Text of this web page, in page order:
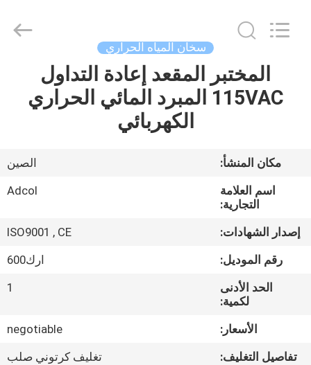
أشرطة
فيديو
حول
جولة
المعمل
(Guangzhou)
سخان المياه الحراري
المختبر المقعد إعادة التداول
115VAC المبرد المائي الحراري
الكهربائي
مكان المنشأ:
الصين
اسم العلامة
التجارية:
Adcol
إصدار الشهادات:
ISO9001 , CE
رقم الموديل:
ارك600
الحد الأدنى
لكمية:
1
الأسعار:
negotiable
تفاصيل التغليف:
تغليف كرتوني صلب